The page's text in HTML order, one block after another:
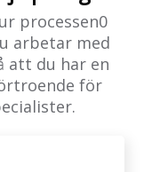
processen0
arbetar med
att du har en
för